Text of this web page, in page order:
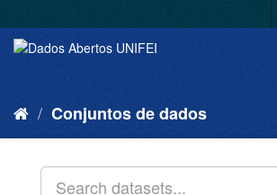
Conjuntos de dados